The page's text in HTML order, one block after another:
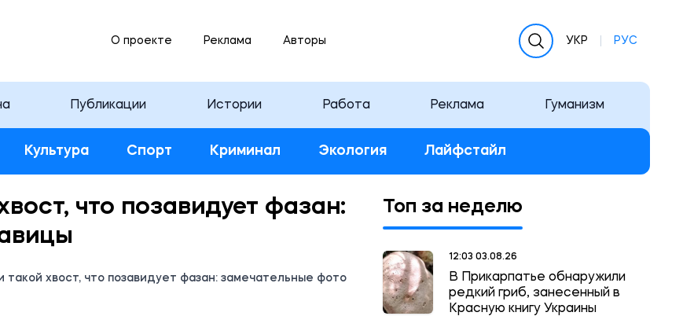
О проекте Реклама Авторы УКР РУС
Публикации Истории Работа Реклама Гуманизм
Культура Спорт Криминал Экология Лайфстайл
что позавидует фазан:
такой хвост, что позавидует фазан: замечательные фото
Топ за неделю
12:03 03.08.26
В Прикарпатье обнаружили
редкий гриб, занесенный в
Красную книгу Украины